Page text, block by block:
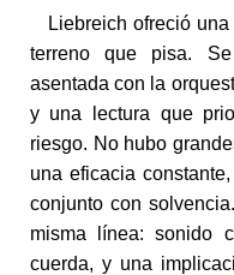
Liebreich ofreció una
terreno que pisa.
asentada con la
y una lectura que
riesgo. No hubo
una eficacia
conjunto con
misma línea: sonido
cuerda, y una